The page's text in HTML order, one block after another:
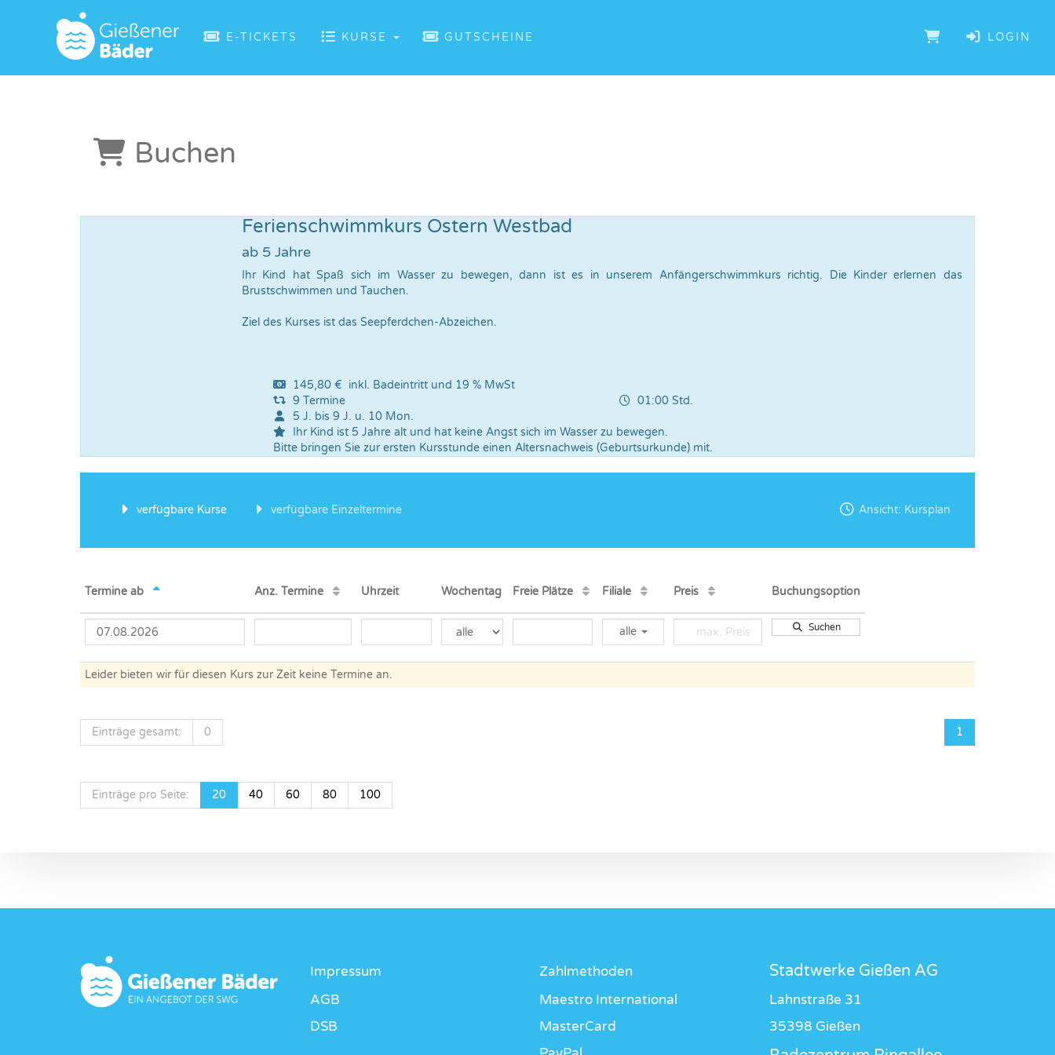
E-TICKETS KURSE GUTSCHEINE LOGIN
Buchen
Ferienschwimmkurs Ostern Westbad
ab 5 Jahre
Ihr Kind hat Spaß sich im Wasser zu bewegen, dann ist es in unserem Anfängerschwimmkurs richtig. Die Kinder erlernen das
Brustschwimmen und Tauchen.
Ziel des Kurses ist das Seepferdchen-Abzeichen.
145,80 € inkl. Badeintritt und 19 % MwSt
9 Termine
01:00 Std.
5 J. bis 9 J. u. 10 Mon.
Ihr Kind ist 5 Jahre alt und hat keine Angst sich im Wasser zu bewegen.
Bitte bringen Sie zur ersten Kursstunde einen Altersnachweis (Geburtsurkunde) mit.
verfügbare Kurse verfügbare Einzeltermine Ansicht: Kursplan
Termine ab Anz. Termine Uhrzeit Wochentag Freie Plätze Filiale Preis Buchungsoption
alle Suchen
Leider bieten wir für diesen Kurs zur Zeit keine Termine an.
1
Einträge gesamt: 0
Einträge pro Seite: 20 40 60 80 100
Impressum
AGB
DSB
Zahlmethoden
Maestro International
MasterCard
Stadtwerke Gießen AG
Lahnstraße 31
35398 Gießen